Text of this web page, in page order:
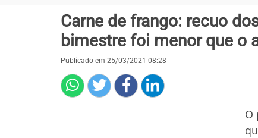
Carne de frango: recuo
bimestre foi menor que o
Publicado em 25/03/2021 08:28
O